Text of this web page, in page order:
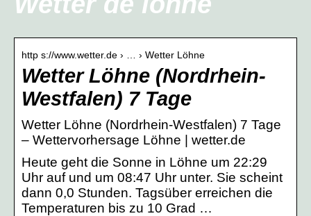
http s://www.wetter.de › … › Wetter Löhne
Wetter Löhne (Nordrhein-
Westfalen) 7 Tage
Wetter Löhne (Nordrhein-Westfalen) 7 Tage
– Wettervorhersage Löhne | wetter.de
Heute geht die Sonne in Löhne um 22:29
Uhr auf und um 08:47 Uhr unter. Sie scheint
dann 0,0 Stunden. Tagsüber erreichen die
Temperaturen bis zu 10 Grad …